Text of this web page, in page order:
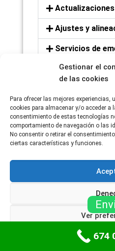
Gestionar el
de las cookies
Para ofrecer las mejores
cookies para almacenar y/o acceder a
consentimiento de estas tecnologías
comportamiento de navegación o las
No consentir o retirar el
ciertas características y funciones.
Ver
Política de cookies
Ajustes y
Servicios de
Asesoramiento
674